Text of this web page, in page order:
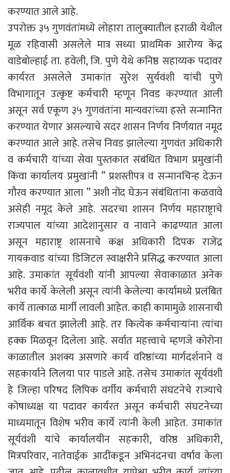
करण्यात आले आहे.
उपरोक्त ३५ गुणवंतांमध्ये लोहारा तालुक्यातील हराळी येथील
मूळ रहिवासी असलेले मात्र सध्या प्राथमिक आरोग्य केंद्र
वाडेबोल्हाई ता. हवेली, जि. पुणे येथे कनिष्ठ सहाय्यक पदावर
कार्यरत असलेले उमाकांत सुरेश सुर्यवंशी यांची पुणे
विभागातून उत्कृष्ट कर्मचारी म्हणून निवड करण्यात आली
असून सर्व एकूण ३५ गुणवंतांना मान्यवरांच्या हस्ते सन्मानित
करण्यात येणार असल्याचे सदर शासन निर्णय निर्णयात नमूद
करण्यात आले आहे. तसेच निवड झालेल्या गुणवंत अधिकारी
व कर्मचारी यांच्या सेवा पुस्तकात संबंधित विभाग प्रमुखांनी
किंवा कार्यालय प्रमुखांनी ” प्रशस्तीपत्र व सन्मानचिन्ह देऊन
गौरव करण्यात आला ” अशी नोंद घेऊन संबंधितांना कळवावे
असेही नमूद केले आहे. सदरचा शासन निर्णय महाराष्ट्राचे
राज्यपाल यांच्या आदेशानुसार व नावाने काढण्यात आला
असून महाराष्ट्र शासनाचे कक्ष अधिकारी दिपक राजेंद्र
गायकवाड यांच्या डिजिटल स्वाक्षरीने प्रसिद्ध करण्यात आला
आहे. उमाकांत सूर्यवंशी यांनी आपल्या सेवाकाळात अनेक
भरीव कार्ये केलेली असून त्यांनी केलेल्या कार्यामध्ये प्रलंबित
कार्ये तात्काळ मार्गी लावली आहेत. काही कामामुळे शासनाची
आर्थिक बचत झालेली आहे. तर कित्येक कर्मचाऱ्यांना त्यांचा
हक्क मिळवून दिलेला आहे. सर्वात महत्त्वाचे म्हणजे कोरोना
काळातील अशक्य असणारे कार्य वरिष्ठांच्या मार्गदर्शनाने व
सहकार्याने लिलया पार पाडले आहे. तसेच उमाकांत सूर्यवंशी
हे जिल्हा परिषद लिपिक वर्गीय कर्मचारी संघटनेचे राज्याचे
कोषाध्यक्ष या पदावर कार्यरत असून कर्मचारी संघटनेच्या
माध्यमातून विशेष भरीव कार्ये त्यांनी केली आहेत. उमाकांत
सूर्यवंशी यांचे कार्यालयीन सहकारी, वरिष्ठ अधिकारी,
मित्रपरिवार, नातेवाईक आदींकडून अभिनंदनचा वर्षाव केला